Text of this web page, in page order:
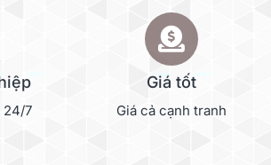
24/7
Giá tốt
Giá cả cạnh tranh